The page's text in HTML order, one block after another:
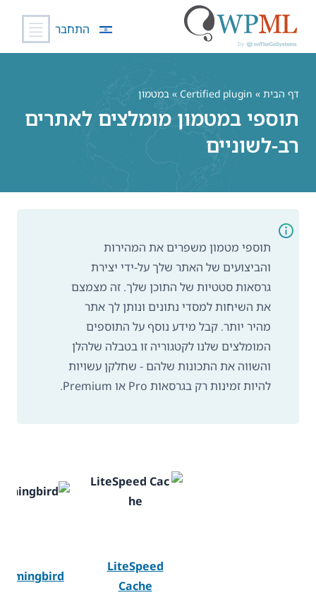
התחבר
דף הבית »
Certified plugin » במטמון
תוספי במטמון מומלצים לאתרים
רב-לשוניים
תוספי מטמון משפרים את המהירות
והביצועים של האתר שלך על-ידי יצירת
גרסאות סטטיות של התוכן שלך. זה מצמצם
את השיחות למסדי נתונים ונותן לך אתר
מהיר יותר. קבל מידע נוסף על התוספים
המומלצים שלנו לקטגוריה זו בטבלה שלהלן
והשווה את התכונות שלהם - שחלקן עשויות
להיות זמינות רק בגרסאות Pro או Premium.
LiteSpeed
Cache